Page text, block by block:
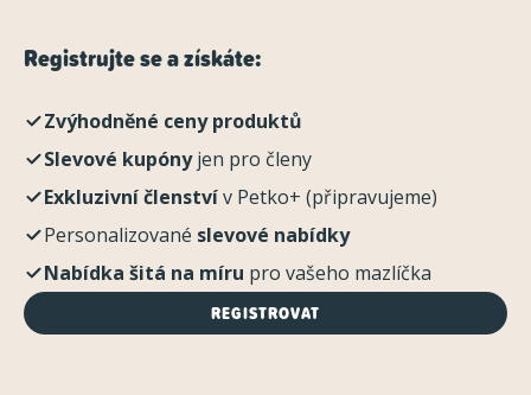
Registrujte se a získáte:
Zvýhodněné ceny produktů
Slevové kupónyjen pro členy
Exkluzivní členstvív Petko+ (připravujeme)
Personalizované slevové nabídky
Nabídka šitá na míru pro vašeho mazlíčka
REGISTROVAT